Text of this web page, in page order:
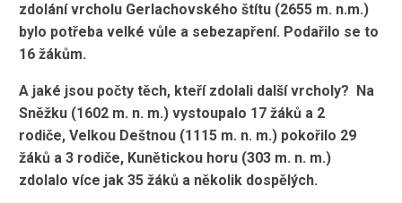
zdolání vrcholu Gerlachovského štítu (2655 m. n.m.)
bylo potřeba velké vůle a sebezapření. Podařilo se to
16 žákům.
A jaké jsou počty těch, kteří zdolali další vrcholy? Na
Sněžku (1602 m. n. m.) vystoupalo 17 žáků a 2
rodiče, Velkou Deštnou (1115 m. n. m.) pokořilo 29
žáků a 3 rodiče, Kunětickou horu (303 m. n. m.)
zdolalo více jak 35 žáků a několik dospělých.